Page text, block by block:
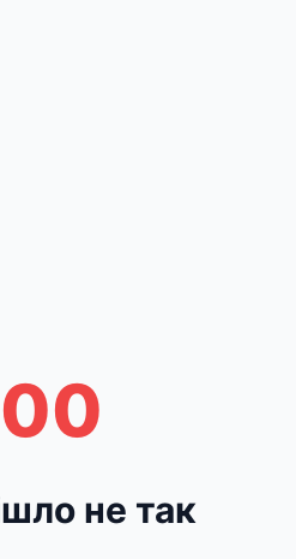
не так